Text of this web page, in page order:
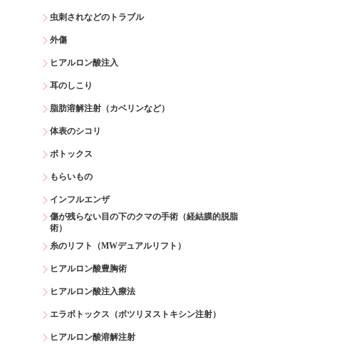
虫刺されなどのトラブル
外傷
ヒアルロン酸注入
耳のしこり
脂肪溶解注射（カベリンなど）
体表のシコリ
ボトックス
もらいもの
インフルエンザ
傷が残らない目の下のクマの手術（経結膜的脱脂
術）
糸のリフト（MWデュアルリフト）
ヒアルロン酸豊胸術
ヒアルロン酸注入療法
エラボトックス（ボツリヌストキシン注射）
ヒアルロン酸溶解注射